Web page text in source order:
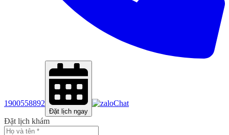
1900558892
Đặt lịch ngay
Chat
Đặt lịch khám